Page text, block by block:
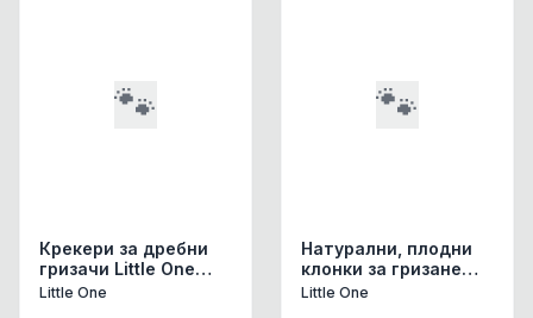
🐾
Крекери за дребни
гризачи Little One
Sticks с плодове и
Little One
🐾
Натурални, плодни
клонки за гризане
Little One Yummy
Little One